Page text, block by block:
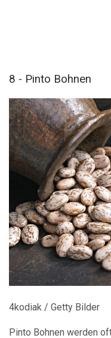
8 - Pinto Bohnen
4kodiak / Getty Bilder
Pinto Bohnen werden